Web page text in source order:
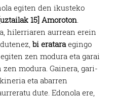
egiten den ikusteko
15] Amoroton.
hilerriaren aurrean erein
bi erataraegingo
zen modura eta garai
modura. Gainera, gari-
eta abarren
dute. Edonola ere,